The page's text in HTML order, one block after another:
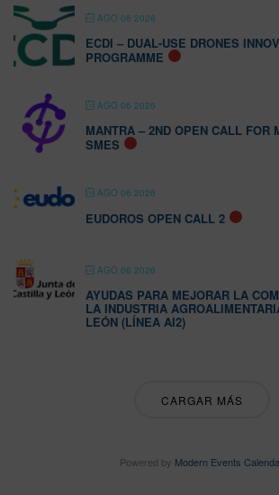
AGO 06 2026
ECDI – DUAL-USE DRONES
PROGRAMME
AGO 06 2026
MANTRA – 2ND OPEN CALL FOR
SMES
AGO 06 2026
EUDOROS OPEN CALL 2
AGO 06 2026
AYUDAS PARA MEJORAR LA
LA INDUSTRIA
LEÓN (LÍNEA AI2)
CARGAR MÁS
Powered by Modern Events